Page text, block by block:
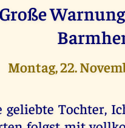
Montag, 22.
geliebte Tochter,